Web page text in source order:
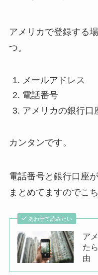
アメリカで登録する
つ。
メールアドレス
電話番号
アメリカの銀行口
カンタンです。
電話番号と銀行口座
まとめてますのでこ
あわせて読みたい
ア
た
由